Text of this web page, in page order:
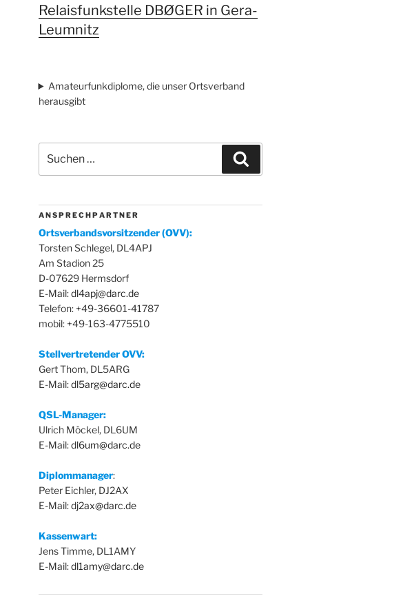
Relaisfunkstelle DBØGER in Gera-
Leumnitz
Amateurfunkdiplome, die unser Ortsverband
herausgibt
nach:
A N S P R E C H P A R T N E R
Ortsverbandsvorsitzender (OVV):
Torsten Schlegel, DL4APJ
Am Stadion 25
D-07629 Hermsdorf
E-Mail:dl4apj@darc.de
Telefon: +49-36601-41787
mobil: +49-163-4775510
Stellvertretender OVV:
Gert Thom, DL5ARG
E-Mail:dl5arg@darc.de
QSL-Manager:
Ulrich Möckel, DL6UM
E-Mail:dl6um@darc.de
Diplommanager:
Peter Eichler, DJ2AX
E-Mail:dj2ax@darc.de
Kassenwart:
Jens Timme, DL1AMY
E-Mail:dl1amy@darc.de